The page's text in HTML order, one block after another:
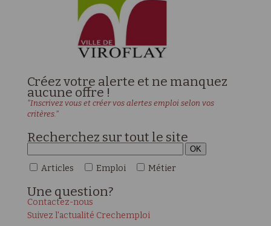
Créez votre alerte et ne manquez
aucune offre !
"Inscrivez vous et créer vos alertes emploi selon vos
critères."
Recherchez sur tout le site
Articles Emploi Métier
Une question?
Contactez-nous
Suivez l'actualité Crechemploi